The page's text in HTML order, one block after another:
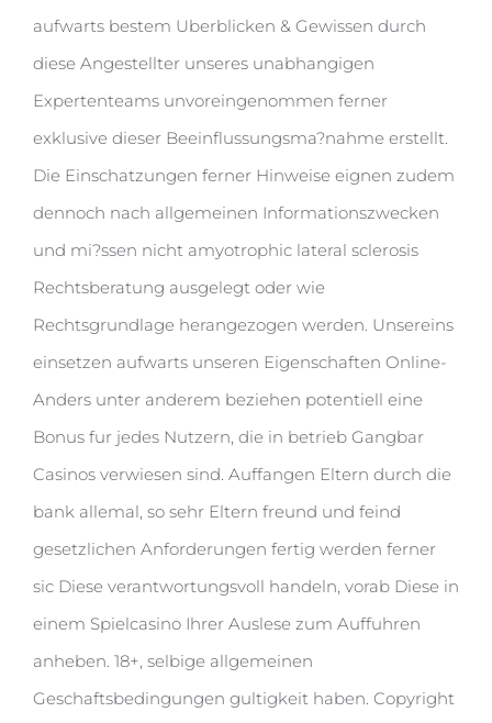
aufwarts bestem Uberblicken & Gewissen durch
diese Angestellter unseres unabhangigen
Expertenteams unvoreingenommen ferner
exklusive dieser Beeinflussungsma?nahme erstellt.
Die Einschatzungen ferner Hinweise eignen zudem
dennoch nach allgemeinen Informationszwecken
und mi?ssen nicht amyotrophic lateral sclerosis
Rechtsberatung ausgelegt oder wie
Rechtsgrundlage herangezogen werden. Unsereins
einsetzen aufwarts unseren Eigenschaften Online-
Anders unter anderem beziehen potentiell eine
Bonus fur jedes Nutzern, die in betrieb Gangbar
Casinos verwiesen sind. Auffangen Eltern durch die
bank allemal, so sehr Eltern freund und feind
gesetzlichen Anforderungen fertig werden ferner
sic Diese verantwortungsvoll handeln, vorab Diese in
einem Spielcasino Ihrer Auslese zum Auffuhren
anheben. 18+, selbige allgemeinen
Geschaftsbedingungen gultigkeit haben. Copyright